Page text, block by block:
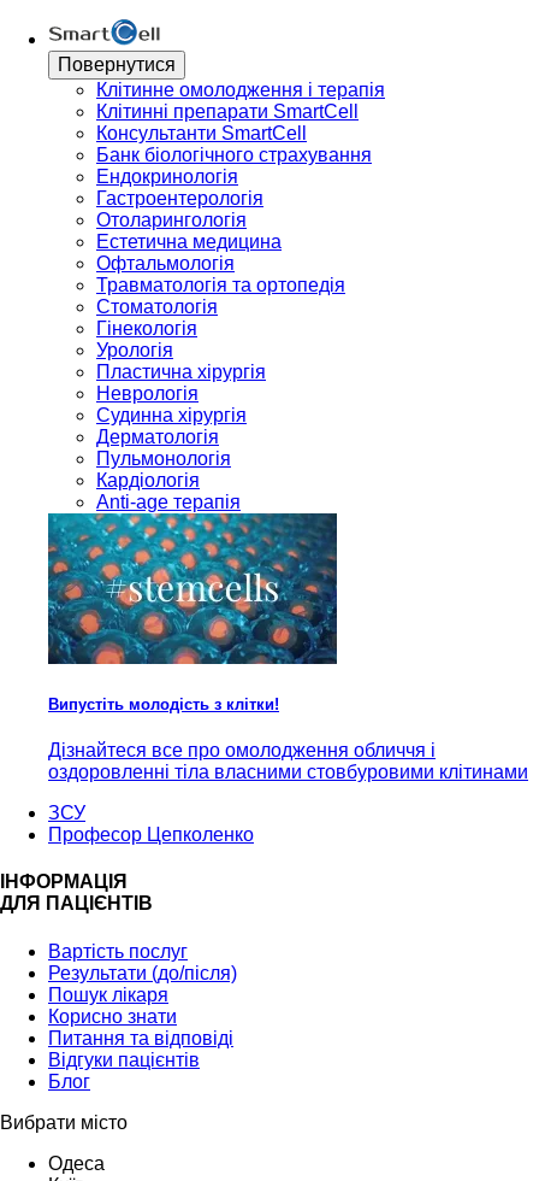
Повернутися
Клітинне омолодження і терапія
Клітинні препарати SmartCell
Консультанти SmartCell
Банк бiологiчного страхування
Ендокринологія
Гастроентерологія
Отоларингологія
Естетична медицина
Офтальмологія
Травматологія та ортопедія
Стоматологія
Гінекологія
Урологія
Пластична хірургія
Неврологія
Судинна хірургія
Дерматологія
Пульмонологія
Кардiологія
Anti-age терапія
Випустіть молодість з клітки!
Дізнайтеся все про омолодження обличчя і
оздоровленні тіла власними стовбуровими клітинами
ЗСУ
Професор Цепколенко
ІНФОРМАЦІЯ
ДЛЯ ПАЦІЄНТІВ
Вартість послуг
Результати (до/після)
Пошук лікаря
Корисно знати
Питання та відповіді
Відгуки пацієнтів
Блог
Вибрати місто
Одеса